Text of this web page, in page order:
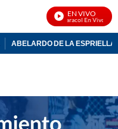
EN VIVO
Noticias Caracol En Vivo
ABELARDO DE LA ESPRIELLA